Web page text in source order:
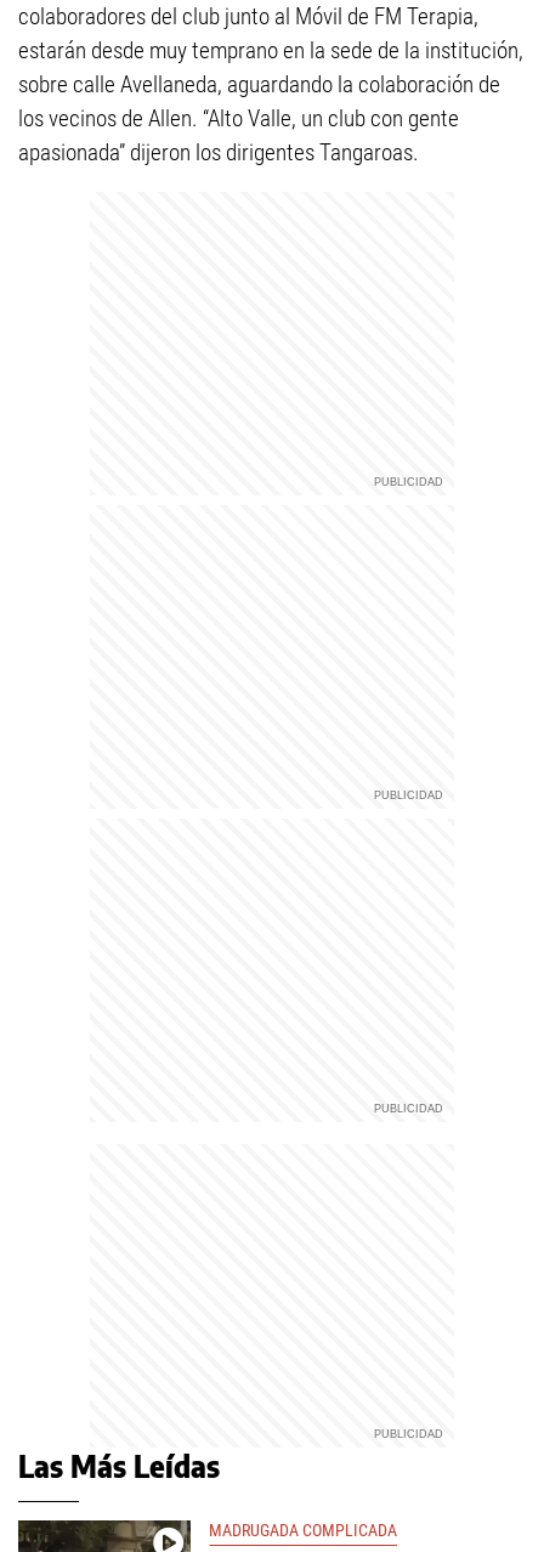
colaboradores del club junto al Móvil de FM Terapia,
estarán desde muy temprano en la sede de la institución,
sobre calle Avellaneda, aguardando la colaboración de
los vecinos de Allen. “Alto Valle, un club con gente
apasionada” dijeron los dirigentes Tangaroas.
Las Más Leídas
MADRUGADA COMPLICADA